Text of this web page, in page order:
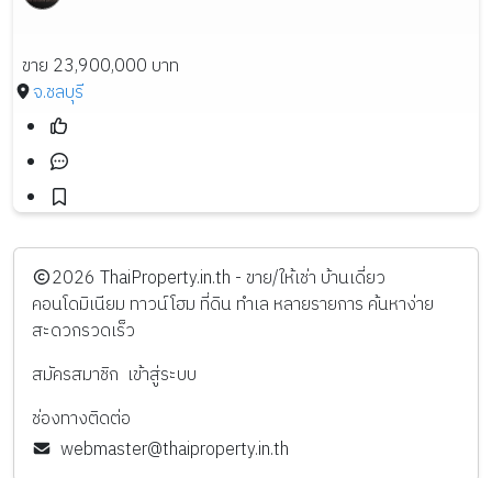
ขาย 23,900,000 บาท
จ.ชลบุรี
️2026 ThaiProperty.in.th - ขาย/ให้เช่า บ้านเดี่ยว
คอนโดมิเนียม ทาวน์โฮม ที่ดิน ทำเล หลายรายการ ค้นหาง่าย
สะดวกรวดเร็ว
สมัครสมาชิก เข้าสู่ระบบ
ช่องทางติดต่อ
webmaster@thaiproperty.in.th